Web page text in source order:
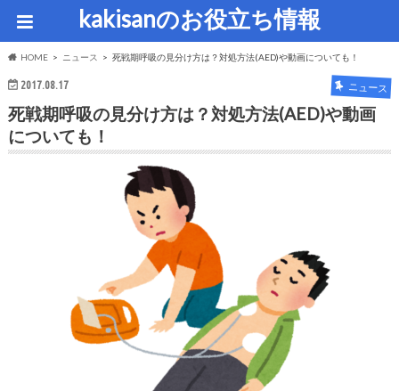
kakisanのお役立ち情報
HOME ニュース 死戦期呼吸の見分け方は？対処方法(AED)や動画についても！
2017.08.17 ニュース
死戦期呼吸の見分け方は？対処方法(AED)や動画
についても！